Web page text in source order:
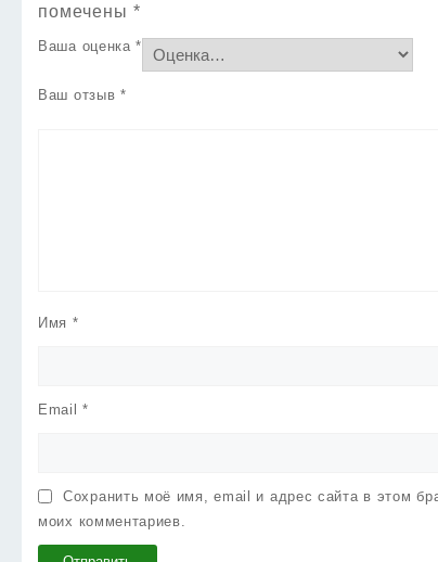
помечены *
Ваша оценка*
Ваш отзыв *
Имя *
Email*
Сохранить моё имя, email и адрес сайта в этом
моих комментариев.